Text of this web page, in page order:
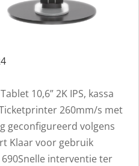
10,6” 2K IPS, kassa
260mm/s met
geconfigureerd volgens
Klaar voor gebruik
interventie ter